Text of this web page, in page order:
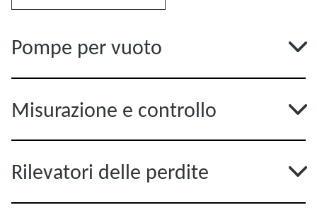
Pompe per vuoto
Misurazione e controllo
Rilevatori delle perdite